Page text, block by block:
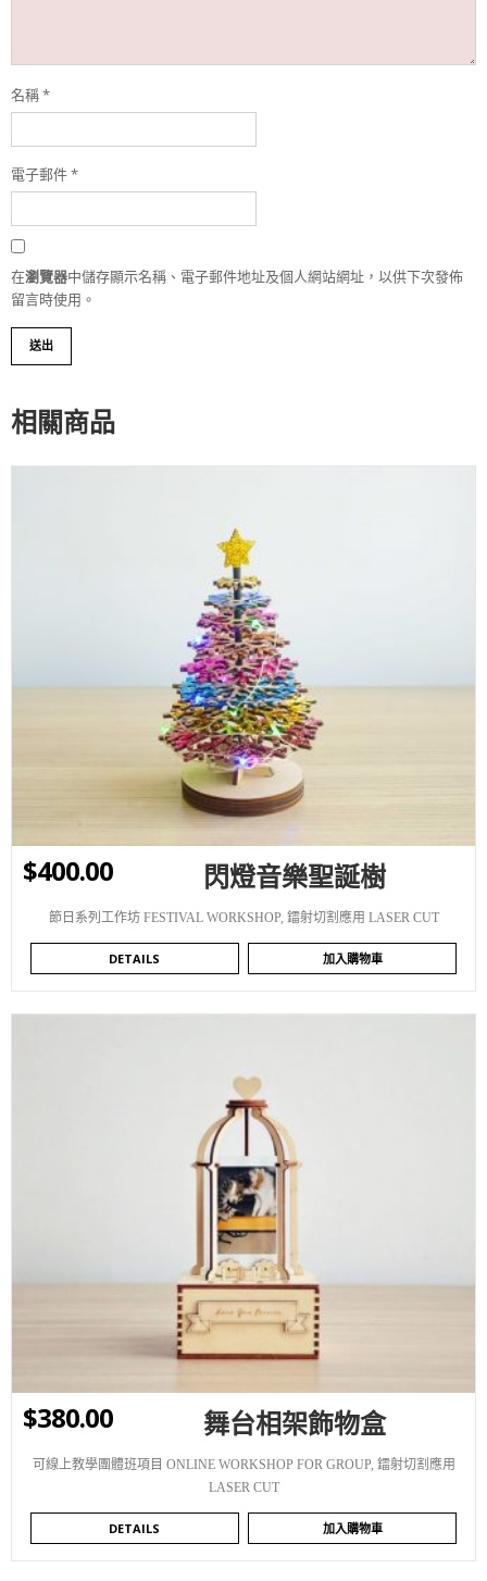
名稱*
電子郵件*
在瀏覽器中儲存顯示名稱、電子郵件地址及個人網站網址，以供下次發佈
留言時使用。
相關商品
WISHLIST
$400.00 閃燈音樂聖誕樹
節日系列工作坊 FESTIVAL WORKSHOP, 鐳射切割應用 LASER CUT
DETAILS 加入購物車
$380.00 舞台相架飾物盒
可線上教學團體班項目 ONLINE WORKSHOP FOR GROUP, 鐳射切割應用
LASER CUT
DETAILS 加入購物車